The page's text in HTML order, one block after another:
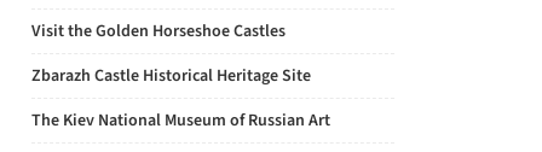
Visit the Golden Horseshoe Castles
Zbarazh Castle Historical Heritage Site
The Kiev National Museum of Russian Art